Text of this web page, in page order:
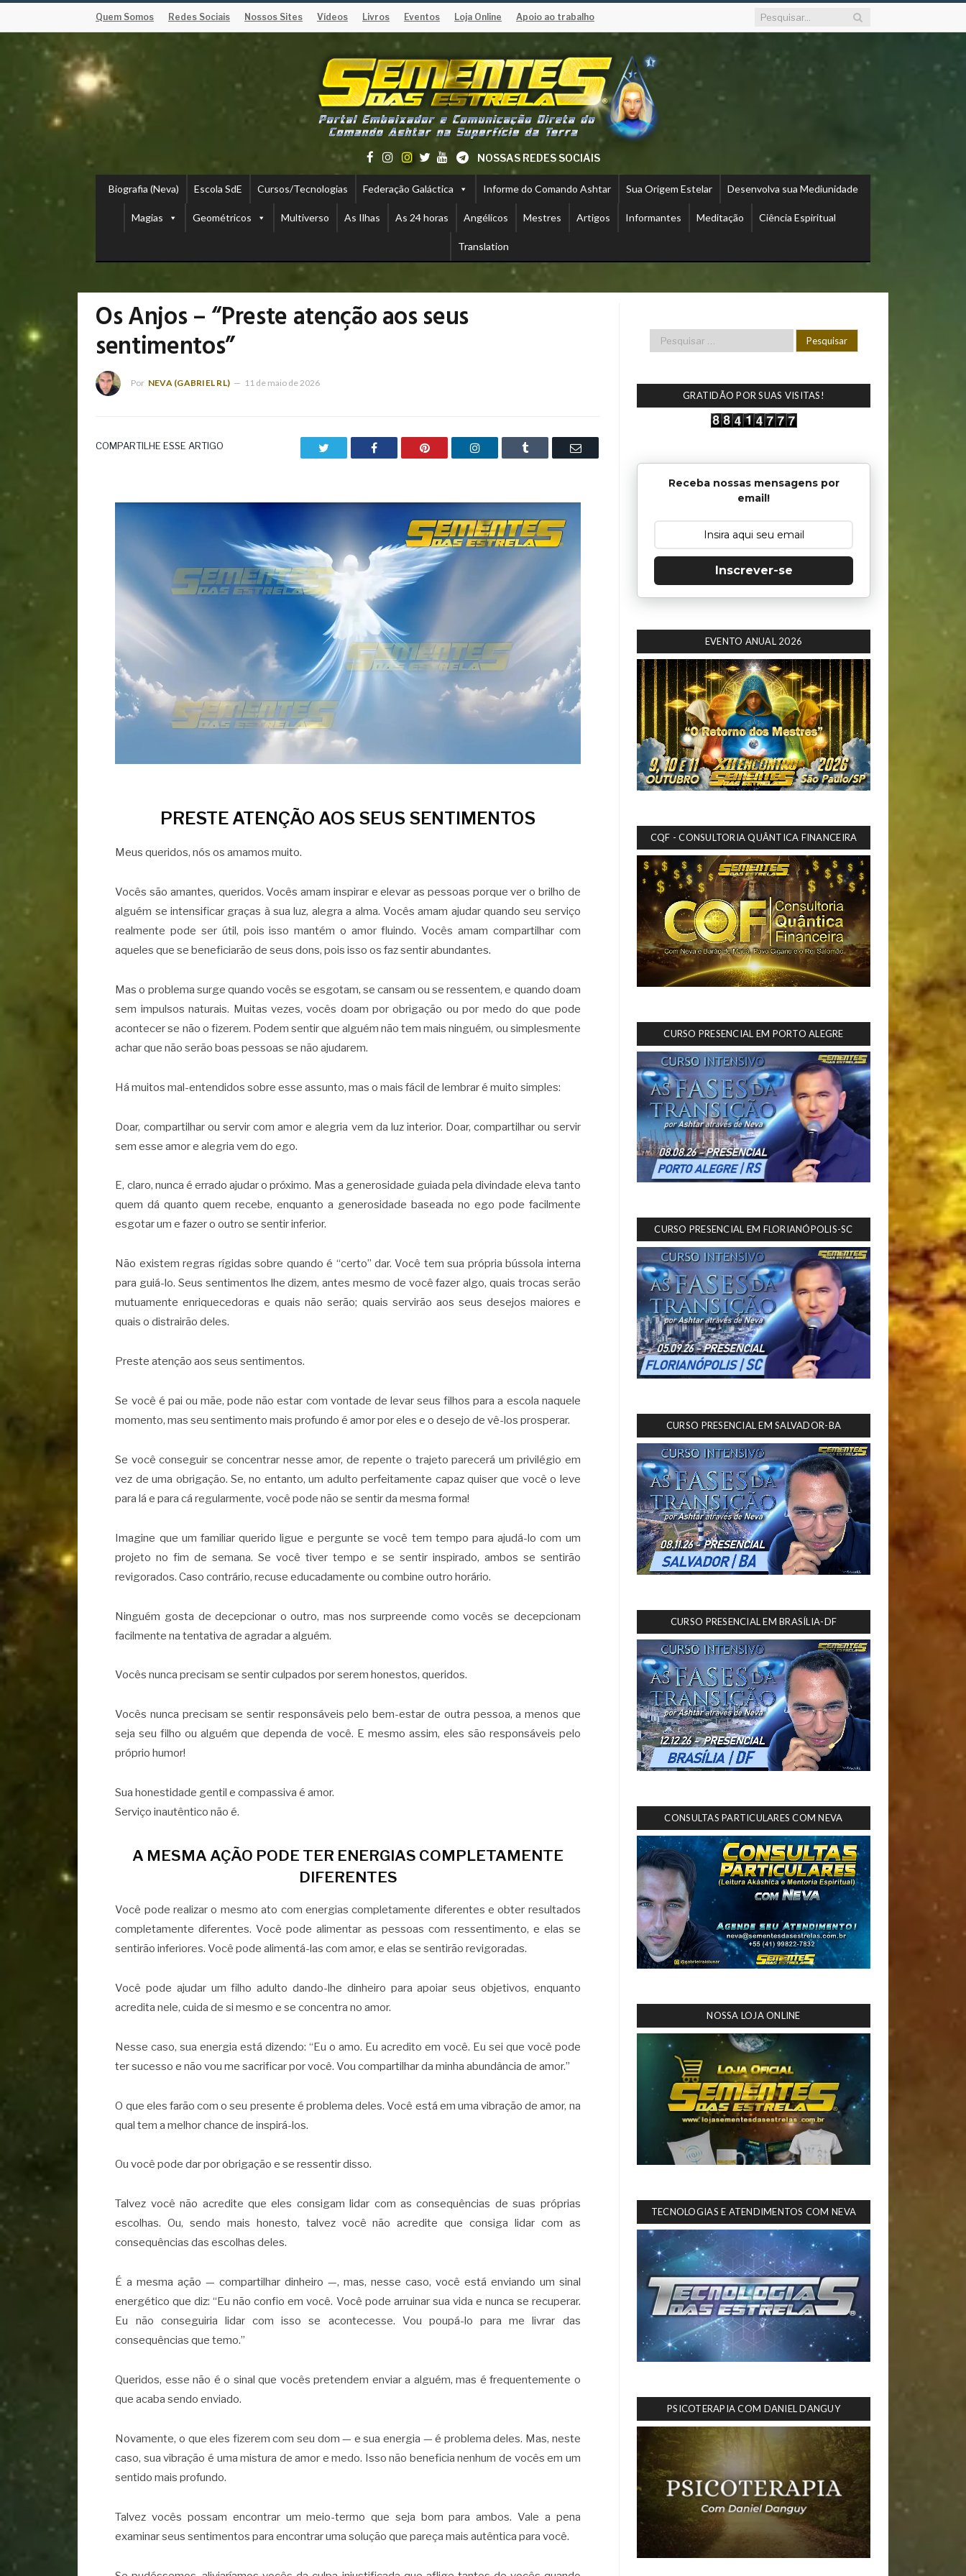
Quem Somos Redes Sociais Nossos Sites Vídeos Livros Eventos Loja Online Apoio ao trabalho
NOSSAS REDES SOCIAIS
Biografia (Neva) Escola SdE Cursos/Tecnologias Federação Galáctica Informe do Comando Ashtar Sua Origem Estelar Desenvolva sua Mediunidade
Magias Geométricos Multiverso As Ilhas As 24 horas Angélicos Mestres Artigos Informantes Meditação Ciência Espiritual
Translation
Os Anjos – “Preste atenção aos seus
sentimentos”
Por NEVA (GABRIEL RL) 11 de maio de 2026
COMPARTILHE ESSE ARTIGO Facebook Pinterest LinkedIn Tumblr Email
PRESTE ATENÇÃO AOS SEUS SENTIMENTOS
Meus queridos, nós os amamos muito.
Vocês são amantes, queridos. Vocês amam inspirar e elevar as pessoas porque ver o brilho de
alguém se intensificar graças à sua luz, alegra a alma. Vocês amam ajudar quando seu serviço
realmente pode ser útil, pois isso mantém o amor fluindo. Vocês amam compartilhar com
aqueles que se beneficiarão de seus dons, pois isso os faz sentir abundantes.
Mas o problema surge quando vocês se esgotam, se cansam ou se ressentem, e quando doam
sem impulsos naturais. Muitas vezes, vocês doam por obrigação ou por medo do que pode
acontecer se não o fizerem. Podem sentir que alguém não tem mais ninguém, ou simplesmente
achar que não serão boas pessoas se não ajudarem.
Há muitos mal-entendidos sobre esse assunto, mas o mais fácil de lembrar é muito simples:
Doar, compartilhar ou servir com amor e alegria vem da luz interior. Doar, compartilhar ou servir
sem esse amor e alegria vem do ego.
E, claro, nunca é errado ajudar o próximo. Mas a generosidade guiada pela divindade eleva tanto
quem dá quanto quem recebe, enquanto a generosidade baseada no ego pode facilmente
esgotar um e fazer o outro se sentir inferior.
Não existem regras rígidas sobre quando é “certo” dar. Você tem sua própria bússola interna
para guiá-lo. Seus sentimentos lhe dizem, antes mesmo de você fazer algo, quais trocas serão
mutuamente enriquecedoras e quais não serão; quais servirão aos seus desejos maiores e
quais o distrairão deles.
Preste atenção aos seus sentimentos.
Se você é pai ou mãe, pode não estar com vontade de levar seus filhos para a escola naquele
momento, mas seu sentimento mais profundo é amor por eles e o desejo de vê-los prosperar.
Se você conseguir se concentrar nesse amor, de repente o trajeto parecerá um privilégio em
vez de uma obrigação. Se, no entanto, um adulto perfeitamente capaz quiser que você o leve
para lá e para cá regularmente, você pode não se sentir da mesma forma!
Imagine que um familiar querido ligue e pergunte se você tem tempo para ajudá-lo com um
projeto no fim de semana. Se você tiver tempo e se sentir inspirado, ambos se sentirão
revigorados. Caso contrário, recuse educadamente ou combine outro horário.
Ninguém gosta de decepcionar o outro, mas nos surpreende como vocês se decepcionam
facilmente na tentativa de agradar a alguém.
Vocês nunca precisam se sentir culpados por serem honestos, queridos.
Vocês nunca precisam se sentir responsáveis ​​pelo bem-estar de outra pessoa, a menos que
seja seu filho ou alguém que dependa de você. E mesmo assim, eles são responsáveis ​​pelo
próprio humor!
Sua honestidade gentil e compassiva é amor.
Serviço inautêntico não é.
A MESMA AÇÃO PODE TER ENERGIAS COMPLETAMENTE
DIFERENTES
Você pode realizar o mesmo ato com energias completamente diferentes e obter resultados
completamente diferentes. Você pode alimentar as pessoas com ressentimento, e elas se
sentirão inferiores. Você pode alimentá-las com amor, e elas se sentirão revigoradas.
Você pode ajudar um filho adulto dando-lhe dinheiro para apoiar seus objetivos, enquanto
acredita nele, cuida de si mesmo e se concentra no amor.
Nesse caso, sua energia está dizendo: “Eu o amo. Eu acredito em você. Eu sei que você pode
ter sucesso e não vou me sacrificar por você. Vou compartilhar da minha abundância de amor.”
O que eles farão com o seu presente é problema deles. Você está em uma vibração de amor, na
qual tem a melhor chance de inspirá-los.
Ou você pode dar por obrigação e se ressentir disso.
Talvez você não acredite que eles consigam lidar com as consequências de suas próprias
escolhas. Ou, sendo mais honesto, talvez você não acredite que consiga lidar com as
consequências das escolhas deles.
É a mesma ação — compartilhar dinheiro —, mas, nesse caso, você está enviando um sinal
energético que diz: “Eu não confio em você. Você pode arruinar sua vida e nunca se recuperar.
Eu não conseguiria lidar com isso se acontecesse. Vou poupá-lo para me livrar das
consequências que temo.”
Queridos, esse não é o sinal que vocês pretendem enviar a alguém, mas é frequentemente o
que acaba sendo enviado.
Novamente, o que eles fizerem com seu dom — e sua energia — é problema deles. Mas, neste
caso, sua vibração é uma mistura de amor e medo. Isso não beneficia nenhum de vocês em um
sentido mais profundo.
Talvez vocês possam encontrar um meio-termo que seja bom para ambos. Vale a pena
examinar seus sentimentos para encontrar uma solução que pareça mais autêntica para você.
GRATIDÃO POR SUAS VISITAS!
Receba nossas mensagens por
email!
Inscrever-se
EVENTO ANUAL 2026
CQF - CONSULTORIA QUÂNTICA FINANCEIRA
CURSO PRESENCIAL EM PORTO ALEGRE
CURSO PRESENCIAL EM FLORIANÓPOLIS-SC
CURSO PRESENCIAL EM SALVADOR-BA
CURSO PRESENCIAL EM BRASÍLIA-DF
CONSULTAS PARTICULARES COM NEVA
NOSSA LOJA ONLINE
TECNOLOGIAS E ATENDIMENTOS COM NEVA
PSICOTERAPIA COM DANIEL DANGUY